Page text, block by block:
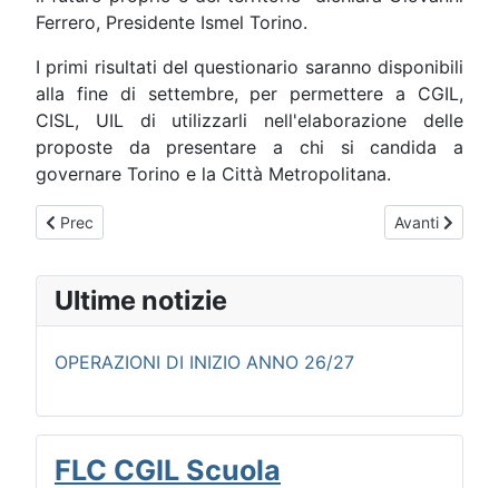
Ferrero, Presidente Ismel Torino.
I primi risultati del questionario saranno disponibili
alla fine di settembre, per permettere a CGIL,
CISL, UIL di utilizzarli nell'elaborazione delle
proposte da presentare a chi si candida a
governare Torino e la Città Metropolitana.
Articolo precedente: Scuola: assunzioni e supplenze 2021/
Prec Articolo
Avanti
Ultime notizie
OPERAZIONI DI INIZIO ANNO 26/27
FLC CGIL Scuola